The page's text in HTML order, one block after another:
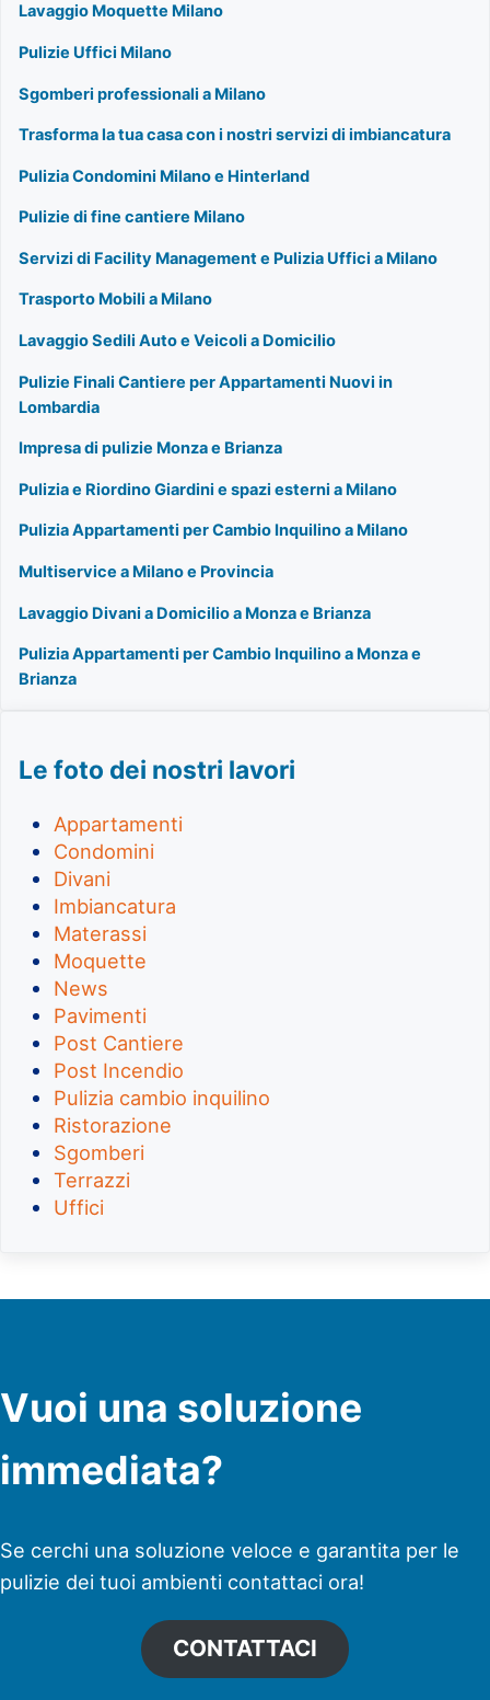
Lavaggio Moquette Milano
Pulizie Uffici Milano
Sgomberi professionali a Milano
Trasforma la tua casa con i nostri servizi di imbiancatura
Pulizia Condomini Milano e Hinterland
Pulizie di fine cantiere Milano
Servizi di Facility Management e Pulizia Uffici a Milano
Trasporto Mobili a Milano
Lavaggio Sedili Auto e Veicoli a Domicilio
Pulizie Finali Cantiere per Appartamenti Nuovi in
Lombardia
Impresa di pulizie Monza e Brianza
Pulizia e Riordino Giardini e spazi esterni a Milano
Pulizia Appartamenti per Cambio Inquilino a Milano
Multiservice a Milano e Provincia
Lavaggio Divani a Domicilio a Monza e Brianza
Pulizia Appartamenti per Cambio Inquilino a Monza e
Brianza
Le foto dei nostri lavori
Appartamenti
Condomini
Divani
Imbiancatura
Materassi
Moquette
News
Pavimenti
Post Cantiere
Post Incendio
Pulizia cambio inquilino
Ristorazione
Sgomberi
Terrazzi
Uffici
Vuoi una soluzione
immediata?
Se cerchi una soluzione veloce e garantita per le
pulizie dei tuoi ambienti contattaci ora!
CONTATTACI